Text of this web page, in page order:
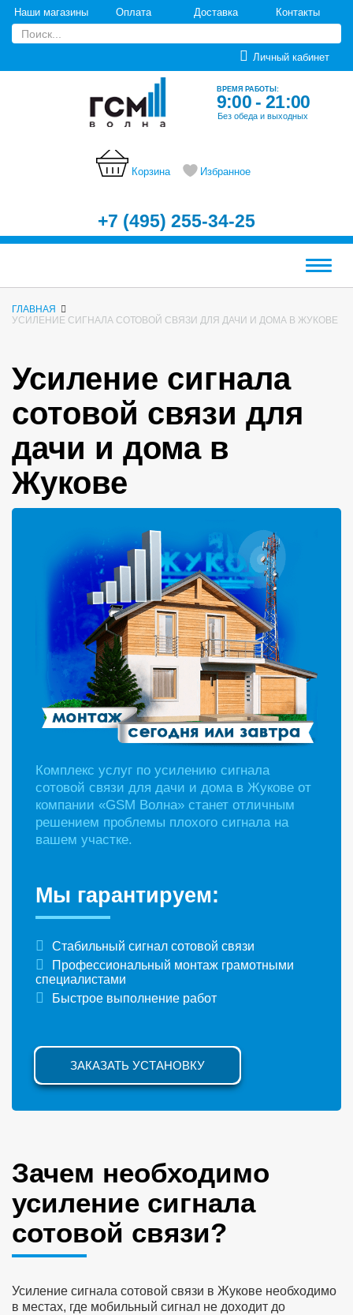
Наши магазины Оплата Доставка Контакты
Личный кабинет
ВРЕМЯ РАБОТЫ:
9:00 - 21:00
Без обеда и выходных
Корзина Избранное
+7 (495) 255-34-25
Меню
ГЛАВНАЯ
УСИЛЕНИЕ СИГНАЛА СОТОВОЙ СВЯЗИ ДЛЯ ДАЧИ И ДОМА В ЖУКОВЕ
Усиление сигнала
сотовой связи для
дачи и дома в
Жукове
Комплекс услуг по усилению сигнала
сотовой связи для дачи и дома в Жукове от
компании «GSM Волна» станет отличным
решением проблемы плохого сигнала на
вашем участке.
Мы гарантируем:
Стабильный сигнал сотовой связи
Профессиональный монтаж грамотными
специалистами
Быстрое выполнение работ
ЗАКАЗАТЬ УСТАНОВКУ
Зачем необходимо
усиление сигнала
сотовой связи?
Усиление сигнала сотовой связи в Жукове необходимо
в местах, где мобильный сигнал не доходит до